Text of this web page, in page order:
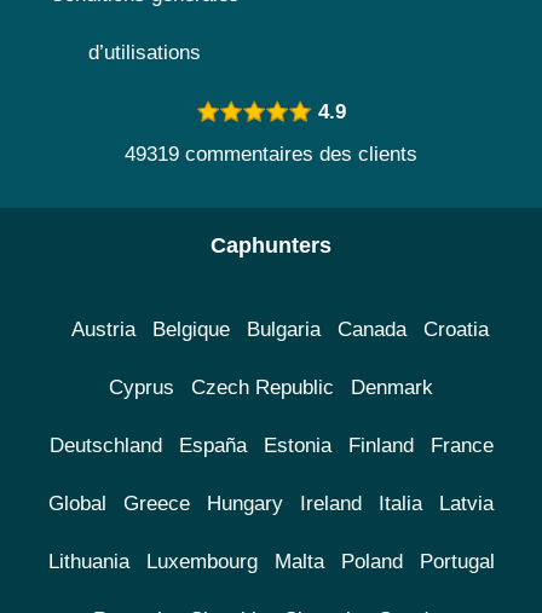
d’utilisations
4.9
49319 commentaires des clients
Caphunters
Austria Belgique Bulgaria Canada Croatia
Cyprus Czech Republic Denmark
Deutschland España Estonia Finland France
Global Greece Hungary Ireland Italia Latvia
Lithuania Luxembourg Malta Poland Portugal